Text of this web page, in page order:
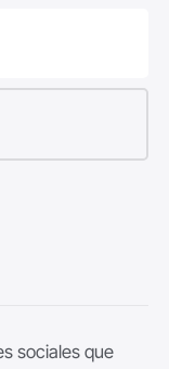
sociales que